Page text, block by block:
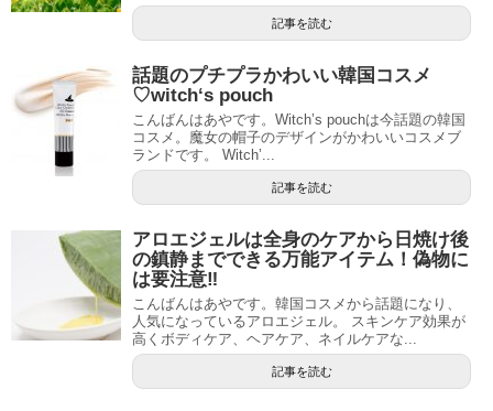
記事を読む
話題のプチプラかわいい韓国コスメ
♡witch‘s pouch
こんばんはあやです。Witch’s pouchは今話題の韓国
コスメ。魔女の帽子のデザインがかわいいコスメブ
ランドです。 Witch’...
記事を読む
アロエジェルは全身のケアから日焼け後
の鎮静までできる万能アイテム！偽物に
は要注意‼︎
こんばんはあやです。韓国コスメから話題になり、
人気になっているアロエジェル。 スキンケア効果が
高くボディケア、ヘアケア、ネイルケアな...
記事を読む